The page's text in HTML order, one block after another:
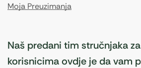
Moja Preuzimanja
Naš predani tim stručnjaka
korisnicima ovdje je da vam